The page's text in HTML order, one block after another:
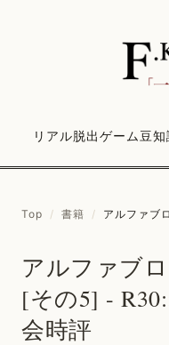
リアル脱出ゲーム豆知
Top / 書籍 / アルファブロガ
アルファブ
[その5] -
会時評